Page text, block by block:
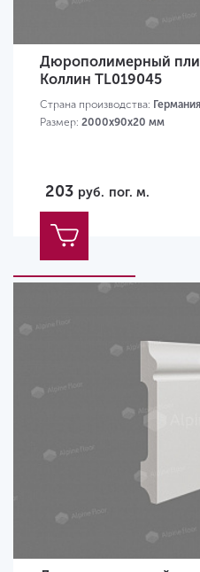
Дюрополимерный
Коллин TL019045
Страна производства: Германия
Размер: 2000х90x20 мм
203 руб. пог. м.